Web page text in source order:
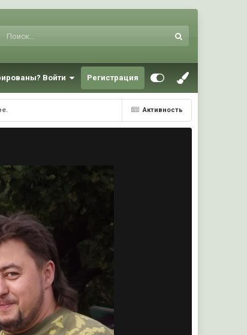
Войти Регистрация
Активность